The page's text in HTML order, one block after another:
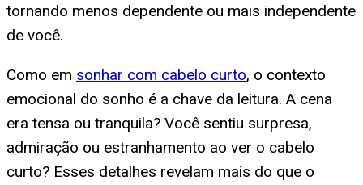
tornando menos dependente ou mais independente
de você.
Como em sonhar com cabelo curto, o contexto
emocional do sonho é a chave da leitura. A cena
era tensa ou tranquila? Você sentiu surpresa,
admiração ou estranhamento ao ver o cabelo
curto? Esses detalhes revelam mais do que o